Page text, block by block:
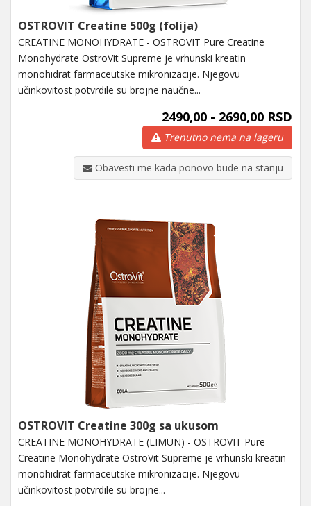
OSTROVIT Creatine 500g (folija)
CREATINE MONOHYDRATE - OSTROVIT Pure Creatine
Monohydrate OstroVit Supreme je vrhunski kreatin
monohidrat farmaceutske mikronizacije. Njegovu
učinkovitost potvrdile su brojne naučne...
2490,00 - 2690,00 RSD
Trenutno nema na lageru
Obavesti me kada ponovo bude na stanju
OSTROVIT Creatine 300g sa ukusom
CREATINE MONOHYDRATE (LIMUN) - OSTROVIT Pure
Creatine Monohydrate OstroVit Supreme je vrhunski kreatin
monohidrat farmaceutske mikronizacije. Njegovu
učinkovitost potvrdile su brojne...